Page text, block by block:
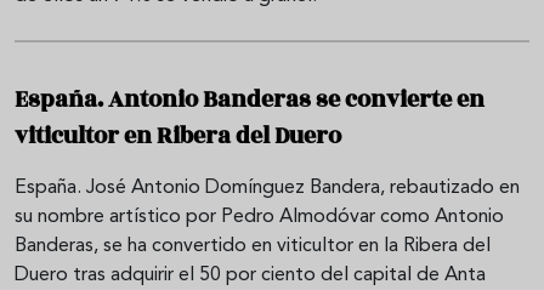
España. Antonio Banderas se convierte en
viticultor en Ribera del Duero
España. José Antonio Domínguez Bandera, rebautizado en
su nombre artístico por Pedro Almodóvar como Antonio
Banderas, se ha convertido en viticultor en la Ribera del
Duero tras adquirir el 50 por ciento del capital de Anta